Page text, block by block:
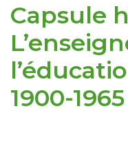
Capsule
1900-1965